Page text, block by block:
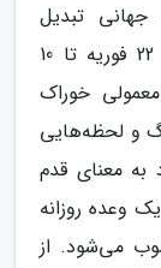
تبدیل
می‌شود. این فستیوال که در سال 2018 از 22 فوریه تا 10
خوراک
و لحظه‌هایی
به معنای قدم
وعده روزانه
می‌شود. از